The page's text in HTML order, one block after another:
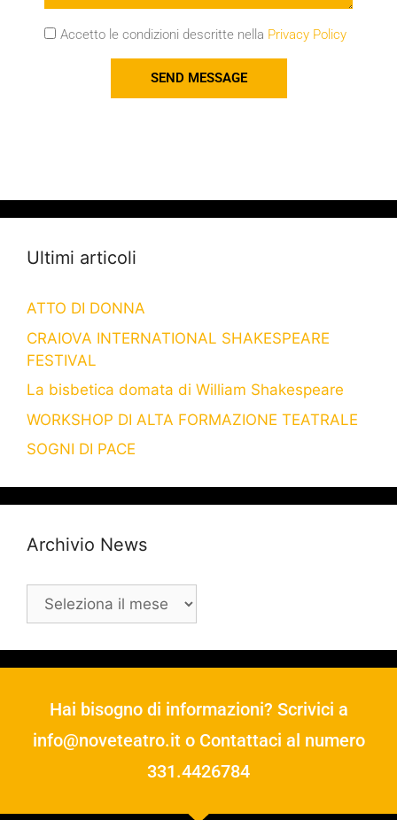
Accetto le condizioni descritte nella Privacy Policy
SEND MESSAGE
Ultimi articoli
ATTO DI DONNA
CRAIOVA INTERNATIONAL SHAKESPEARE
FESTIVAL
La bisbetica domata di William Shakespeare
WORKSHOP DI ALTA FORMAZIONE TEATRALE
SOGNI DI PACE
Archivio News
Hai bisogno di informazioni? Scrivici a
info@noveteatro.ito Contattaci al numero
331.4426784